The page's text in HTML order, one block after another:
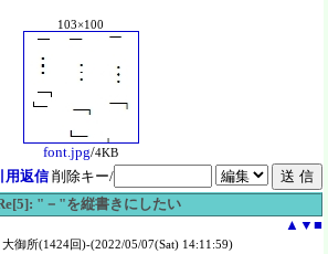
103×100
font.jpg/4KB
用返信 削除キー/
"－"を縦書きにしたい
▲ ▼ ■
大御所(1424回)-(2022/05/07(Sat) 14:11:59)